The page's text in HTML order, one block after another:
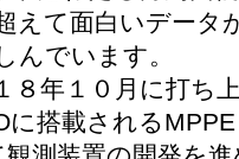
えて面白いデータ
んでいます。
８年１０月に打ち
に搭載される